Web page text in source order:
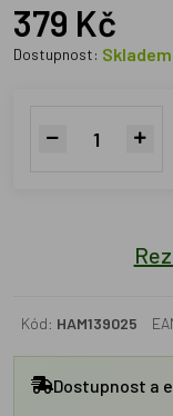
379 Kč
Dostupnost:
Kód: HAM139025
Dostupnost a